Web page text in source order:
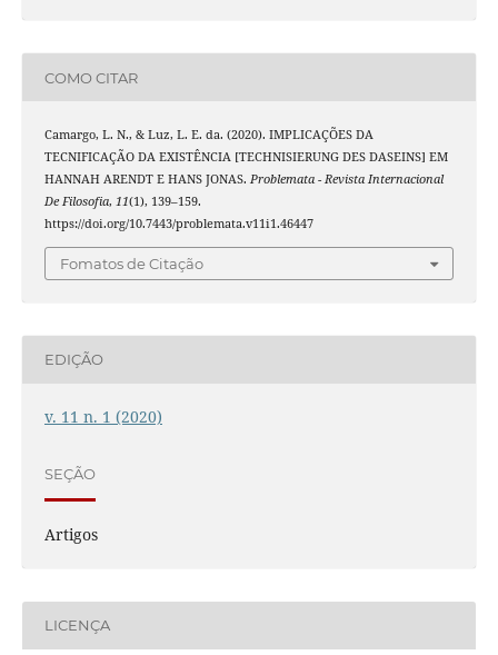
COMO CITAR
Camargo, L. N., & Luz, L. E. da. (2020). IMPLICAÇÕES DA
TECNIFICAÇÃO DA EXISTÊNCIA [TECHNISIERUNG DES DASEINS] EM
HANNAH ARENDT E HANS JONAS. Problemata - Revista Internacional
De Filosofia, 11(1), 139–159.
https://doi.org/10.7443/problemata.v11i1.46447
Fomatos de Citação
EDIÇÃO
v. 11 n. 1 (2020)
SEÇÃO
Artigos
LICENÇA